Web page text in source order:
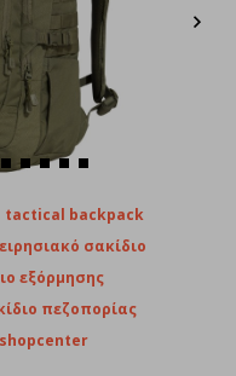
tactical backpack
σακίδιο
εξόρμησης
πεζοπορίας
shopcenter